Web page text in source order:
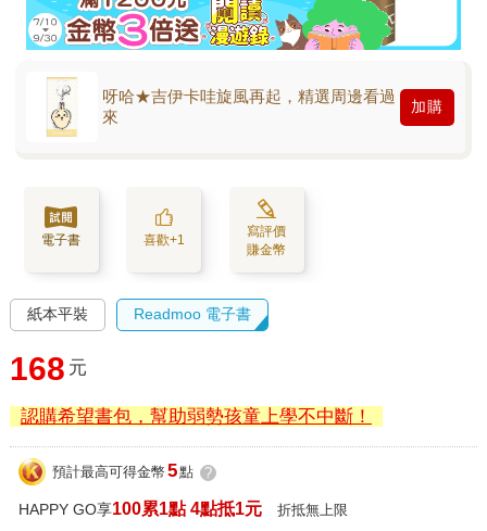
呀哈★吉伊卡哇旋風再起，精選周邊看過
來
加購
電子書 喜歡+1
寫評價
賺金幣
紙本平裝 Readmoo 電子書
168 元
認購希望書包，幫助弱勢孩童上學不中斷！
預計最高可得金幣 5點 ?
HAPPY GO享100累1點 4點抵1元 折抵無上限